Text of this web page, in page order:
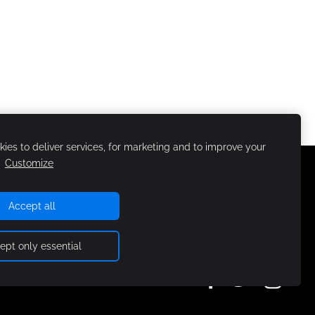
to deliver services, for marketing and to improve your
Customize
Accept all
only essential